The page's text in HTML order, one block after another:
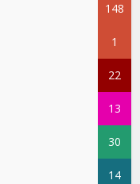
148
1
22
13
30
14